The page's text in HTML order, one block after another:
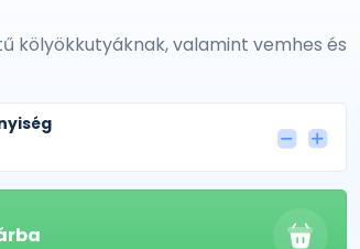
kölyökkutyáknak, valamint vemhes és